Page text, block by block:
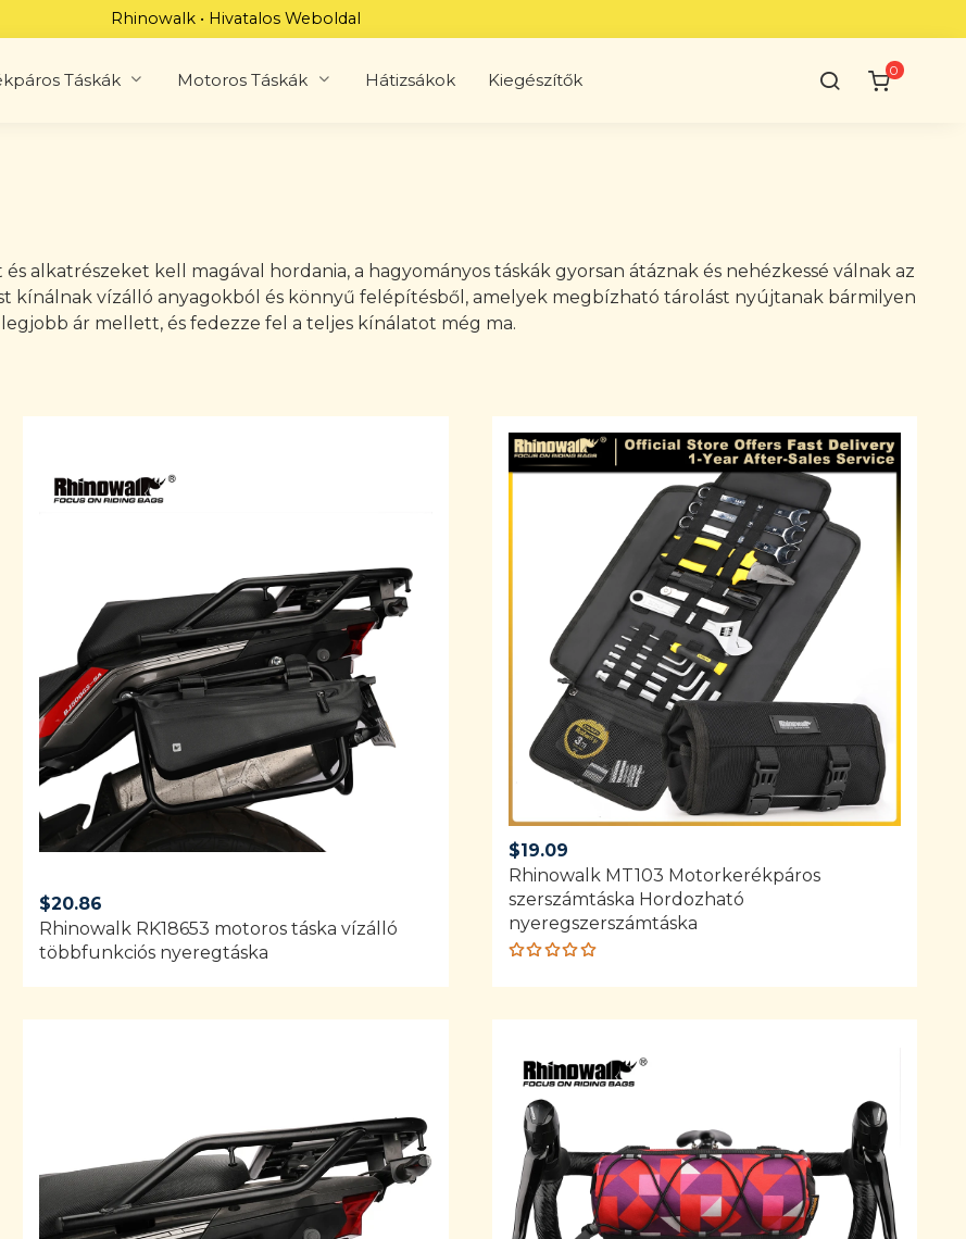
Rhinowalk • Hivatalos Weboldal
Táskák Motoros Táskák Hátizsákok Kiegészítők 0
alkatrészeket kell magával hordania, a hagyományos táskák gyorsan átáznak és nehézkessé válnak az
kínálnak vízálló anyagokból és könnyű felépítésből, amelyek megbízható tárolást nyújtanak bármilyen
ár mellett, és fedezze fel a teljes kínálatot még ma.
$20.86
Rhinowalk RK18653 motoros táska vízálló
többfunkciós nyeregtáska
$19.09
Rhinowalk MT103 Motorkerékpáros
szerszámtáska Hordozható
nyeregszerszámtáska
Rated
of 5